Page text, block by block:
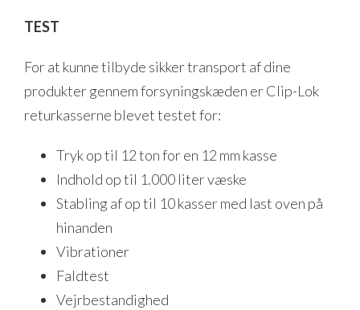
TEST
For at kunne tilbyde sikker transport af dine
produkter gennem forsyningskæden er Clip-Lok
returkasserne blevet testet for:
Tryk op til 12 ton for en 12 mm kasse
Indhold op til 1.000 liter væske
Stabling af op til 10 kasser med last oven på
hinanden
Vibrationer
Faldtest
Vejrbestandighed